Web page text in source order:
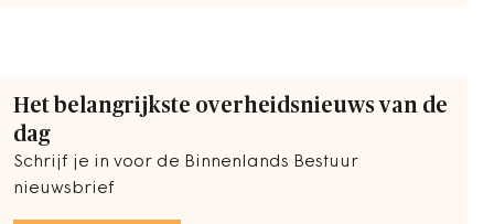
Het belangrijkste overheidsnieuws van de
dag
Schrijf je in voor de Binnenlands Bestuur
nieuwsbrief